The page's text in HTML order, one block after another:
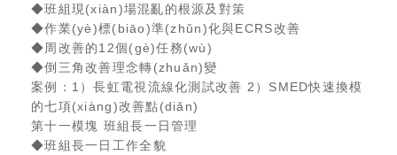
◆班組現(xiàn)場混亂的根源及對策
◆作業(yè)標(biāo)準(zhǔn)化與ECRS改善
◆周改善的12個(gè)任務(wù)
◆倒三角改善理念轉(zhuǎn)變
案例：1）長虹電視流線化測試改善 2）SMED快速換模
的七項(xiàng)改善點(diǎn)
第十一模塊 班組長一日管理
◆班組長一日工作全貌